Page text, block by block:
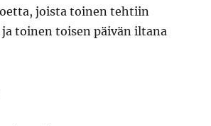
joista toinen tehtiin
toinen toisen päivän iltana